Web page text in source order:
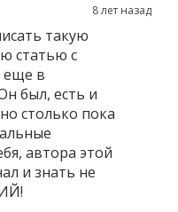
8 лет назад
такую
статью с
еще в
был, есть и
столько пока
автора этой
и знать не